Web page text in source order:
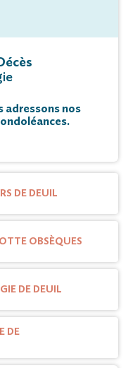
adressons nos
DE DEUIL
OBSÈQUES
DE DEUIL
DE